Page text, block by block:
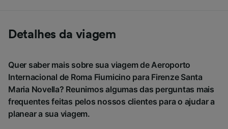
Detalhes da viagem
Quer saber mais sobre sua viagem de Aeroporto
Internacional de Roma Fiumicino para Firenze Santa
Maria Novella? Reunimos algumas das perguntas mais
frequentes feitas pelos nossos clientes para o ajudar a
planear a sua viagem.